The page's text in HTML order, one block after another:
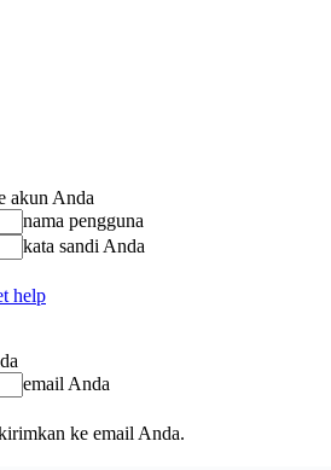
akun Anda
nama pengguna
kata sandi Anda
help
email Anda
ke email Anda.